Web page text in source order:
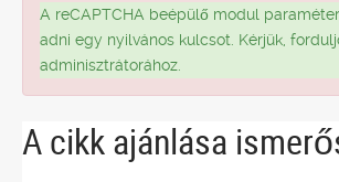
A reCAPTCHA beépülő modul
adni egy nyilvános kulcsot. Kérjük,
adminisztrátorához.
A cikk ajánlása